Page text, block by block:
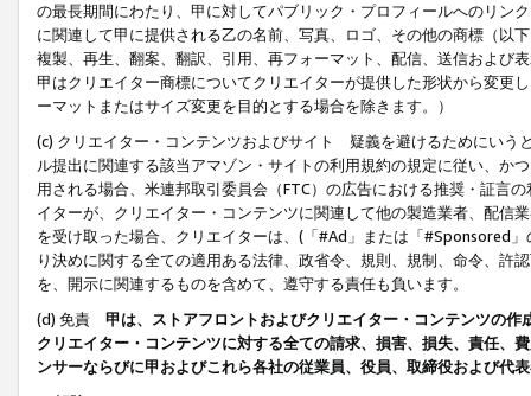
の最長期間にわたり、甲に対してパブリック・プロフィールへのリン
に関連して甲に提供される乙の名前、写真、ロゴ、その他の商標（以
複製、再生、翻案、翻訳、引用、再フォーマット、配信、送信および
甲はクリエイター商標についてクリエイターが提供した形状から変更
ーマットまたはサイズ変更を目的とする場合を除きます。）
(c) クリエイター・コンテンツおよびサイト 疑義を避けるためにいう
ル提出に関連する該当アマゾン・サイトの利用規約の規定に従い、か
用される場合、米連邦取引委員会（FTC）の広告における推奨・証言
イターが、クリエイター・コンテンツに関連して他の製造業者、配信
を受け取った場合、クリエイターは、(「#Ad」または「#Sponsored
り決めに関する全ての適用ある法律、政省令、規則、規制、命令、許
を、開示に関連するものを含めて、遵守する責任も負います。
(d) 免責 甲は、ストアフロントおよびクリエイター・コンテンツの
クリエイター・コンテンツに対する全ての請求、損害、損失、責任、
ンサーならびに甲およびこれら各社の従業員、役員、取締役および代